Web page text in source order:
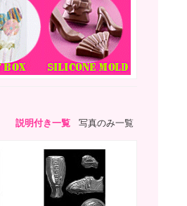
説明付き一覧 写真のみ一覧